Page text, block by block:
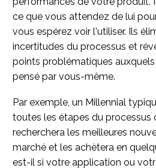
ce que vous attendez de lui
vous espérez voir l'utiliser. Ils
incertitudes du processus et
points problématiques
pensé par vous-même.
Par exemple, un Millennial
toutes les étapes du processus
recherchera les meilleures
marché et les achètera en
est-il si votre application ou